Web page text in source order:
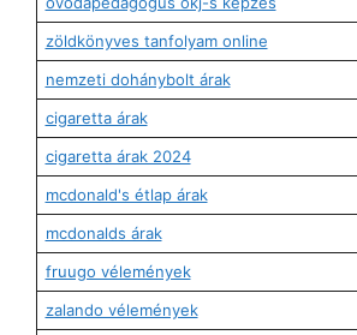
zöldkönyves tanfolyam online
nemzeti dohánybolt árak
cigaretta árak
cigaretta árak 2024
mcdonald's étlap árak
mcdonalds árak
fruugo vélemények
zalando vélemények